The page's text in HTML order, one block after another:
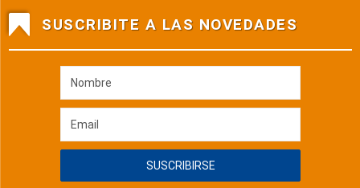
SUSCRIBITE A LAS NOVEDADES